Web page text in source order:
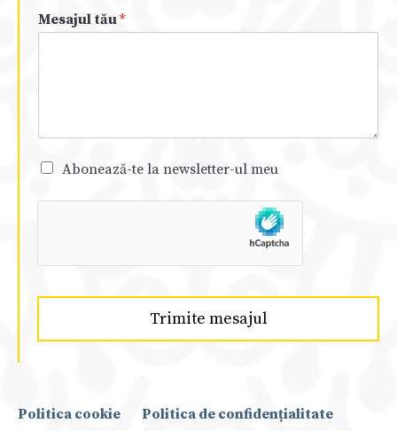
Mesajul tău*
Abonează-te la newsletter-ul meu
Trimite mesajul
Politica cookie
Politica de confidențialitate